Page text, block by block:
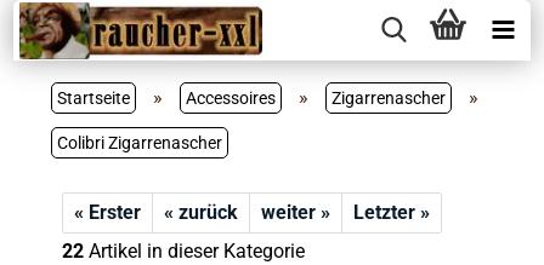
Startseite » Accessoires » Zigarrenascher »
Colibri Zigarrenascher
« Erster « zurück weiter »
Letzter »
22Artikel in dieser Kategorie